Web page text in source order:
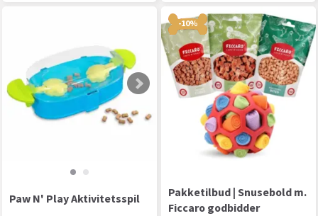
Paw N' Play Aktivitetsspil
-10%
Pakketilbud | Snusebold m.
Ficcaro godbidder